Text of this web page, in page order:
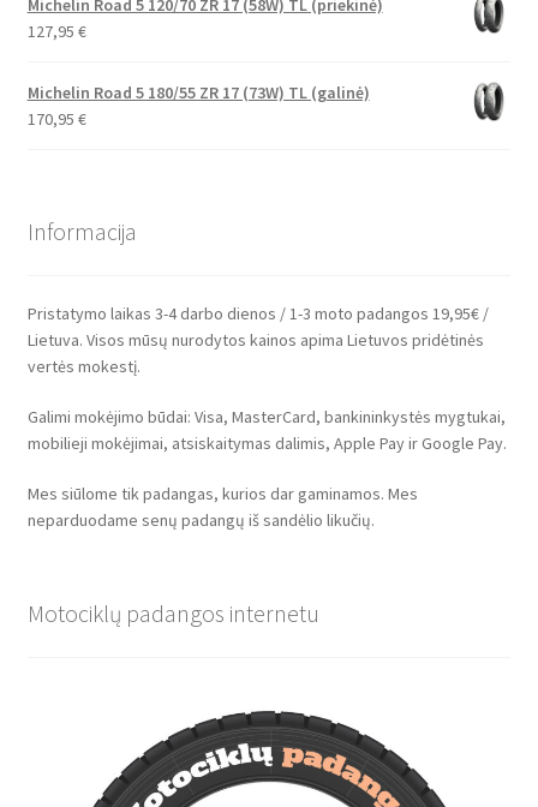
Michelin Road 5 120/70 ZR 17 (58W) TL (priekinė)
127,95 €
Michelin Road 5 180/55 ZR 17 (73W) TL (galinė)
170,95 €
Informacija
Pristatymo laikas 3-4 darbo dienos / 1-3 moto padangos 19,95€ /
Lietuva. Visos mūsų nurodytos kainos apima Lietuvos pridėtinės
vertės mokestį.
Galimi mokėjimo būdai: Visa, MasterCard, bankininkystės mygtukai,
mobilieji mokėjimai, atsiskaitymas dalimis, Apple Pay ir Google Pay.
Mes siūlome tik padangas, kurios dar gaminamos. Mes
neparduodame senų padangų iš sandėlio likučių.
Motociklų padangos internetu